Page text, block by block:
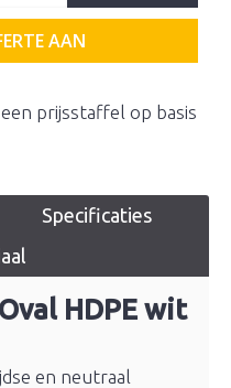
AAN
prijsstaffel op basis
Specificaties
HDPE wit
en neutraal